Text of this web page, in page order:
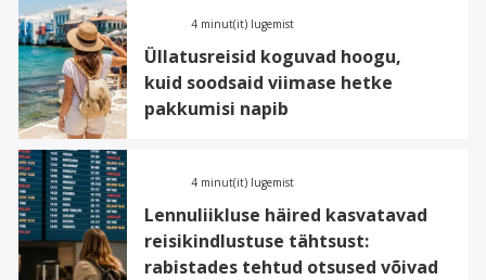
4 minut(it) lugemist
Üllatusreisid koguvad hoogu,
kuid soodsaid viimase hetke
pakkumisi napib
4 minut(it) lugemist
Lennuliikluse häired kasvatavad
reisikindlustuse tähtsust:
rabistades tehtud otsused võivad